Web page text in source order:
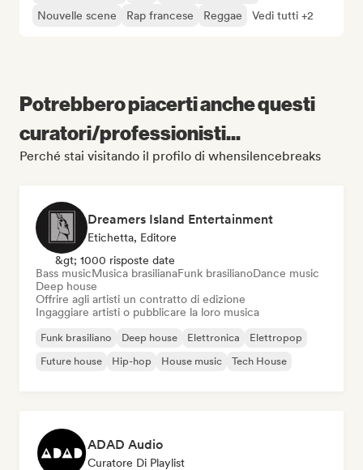
Nouvelle scene
Rap francese Reggae Vedi tutti +2
Potrebbero piacerti anche questi
curatori/professionisti...
Perché stai visitando il profilo di whensilencebreaks
Dreamers Island Entertainment
Etichetta, Editore
&gt; 1000 risposte date
Bass musicMusica brasilianaFunk brasilianoDance music
Deep house
Offrire agli artisti un contratto di edizione
Ingaggiare artisti o pubblicare la loro musica
Funk brasiliano Deep house Elettronica
Elettropop
Future house
Hip-hop House music Tech House
ADAD Audio
Curatore Di Playlist